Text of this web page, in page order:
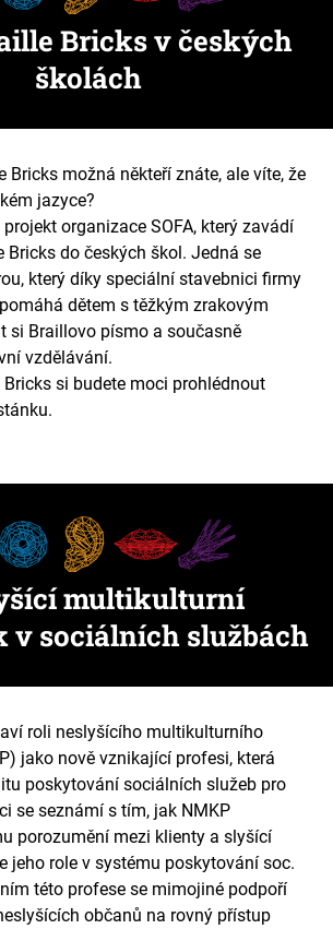
Bricks v českých
školách
Bricks možná někteří znáte, ale víte, že
jazyce?
organizace SOFA, který zavádí
Bricks do českých škol. Jedná se
který díky speciální stavebnici firmy
dětem s těžkým zrakovým
si Braillovo písmo a současně
vzdělávání.
Bricks si budete moci prohlédnout
multikulturní
v sociálních službách
roli neslyšícího multikulturního
jako nově vznikající profesi, která
poskytování sociálních služeb pro
se seznámí s tím, jak NMKP
porozumění mezi klienty a slyšící
jeho role v systému poskytování soc.
této profese se mimojiné podpoří
občanů na rovný přístup